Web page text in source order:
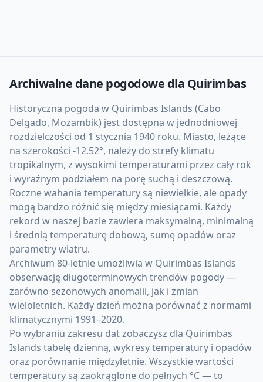
Archiwalne dane pogodowe dla Quirimbas
Historyczna pogoda w Quirimbas Islands (Cabo
Delgado, Mozambik) jest dostępna w jednodniowej
rozdzielczości od 1 stycznia 1940 roku. Miasto, leżące
na szerokości -12.52°, należy do strefy klimatu
tropikalnym, z wysokimi temperaturami przez cały rok
i wyraźnym podziałem na porę suchą i deszczową.
Roczne wahania temperatury są niewielkie, ale opady
mogą bardzo różnić się między miesiącami. Każdy
rekord w naszej bazie zawiera maksymalną, minimalną
i średnią temperaturę dobową, sumę opadów oraz
parametry wiatru.
Archiwum 80-letnie umożliwia w Quirimbas Islands
obserwację długoterminowych trendów pogody —
zarówno sezonowych anomalii, jak i zmian
wieloletnich. Każdy dzień można porównać z normami
klimatycznymi 1991–2020.
Po wybraniu zakresu dat zobaczysz dla Quirimbas
Islands tabelę dzienną, wykresy temperatury i opadów
oraz porównanie międzyletnie. Wszystkie wartości
temperatury są zaokrąglone do pełnych °C — to